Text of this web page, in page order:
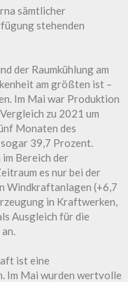
sämtlicher
stehenden
der Raumkühlung am
am größten ist –
Im Mai war Produktion
zu 2021 um
Monaten des
39,7 Prozent.
Bereich der
es nur bei der
Windkraftanlagen (+6,7
in Kraftwerken,
Ausgleich für die
ist eine
Im Mai wurden wertvolle